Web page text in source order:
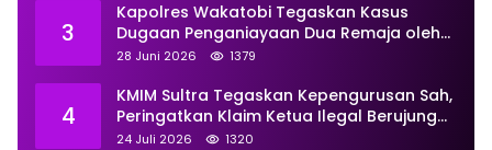
3
Kapolres Wakatobi Tegaskan Kasus
Dugaan Penganiayaan Dua Remaja oleh
Dua Anggota Ditangani Secara
28 Juni 2026 1379
4
KMIM Sultra Tegaskan Kepengurusan Sah,
Peringatkan Klaim Ketua Ilegal Berujung
Proses Hukum
24 Juli 2026 1320